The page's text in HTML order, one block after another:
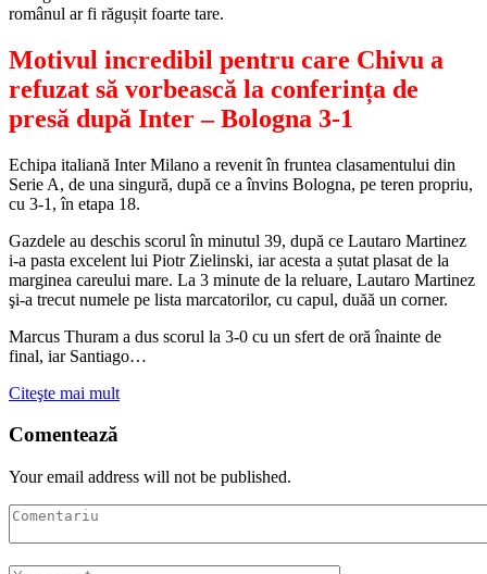
românul ar fi răgușit foarte tare.
Motivul incredibil pentru care Chivu a
refuzat să vorbească la conferința de
presă după Inter – Bologna 3-1
Echipa italiană Inter Milano a revenit în fruntea clasamentului din
Serie A, de una singură, după ce a învins Bologna, pe teren propriu,
cu 3-1, în etapa 18.
Gazdele au deschis scorul în minutul 39, după ce Lautaro Martinez
i-a pasta excelent lui Piotr Zielinski, iar acesta a șutat plasat de la
marginea careului mare. La 3 minute de la reluare, Lautaro Martinez
şi-a trecut numele pe lista marcatorilor, cu capul, duăă un corner.
Marcus Thuram a dus scorul la 3-0 cu un sfert de oră înainte de
final, iar Santiago…
Citeşte mai mult
Comentează
Your email address will not be published.